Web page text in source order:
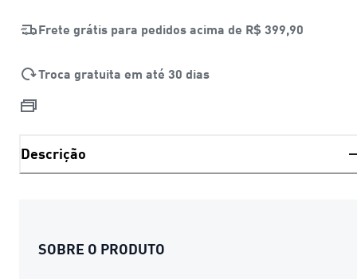
Frete grátis para pedidos acima de R$ 399,90
Troca gratuita em até 30 dias
Descrição
SOBRE O PRODUTO